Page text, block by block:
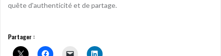
quête d'authenticité et de partage.
Partager :